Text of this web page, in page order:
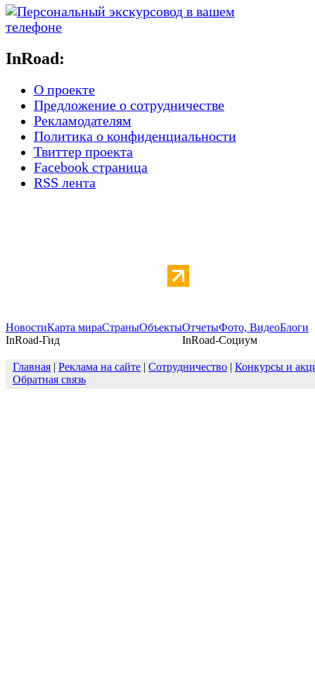
InRoad:
О проекте
Предложение о сотрудничестве
Рекламодателям
Политика о конфиденциальности
Твиттер проекта
Facebook страница
RSS лента
НовостиКарта мираСтраныОбъектыОтчетыФото, ВидеоБлоги
InRoad-Гид
InRoad-Социум
Главная | Реклама на сайте | Сотрудничество | Конкурсы и
Обратная связь